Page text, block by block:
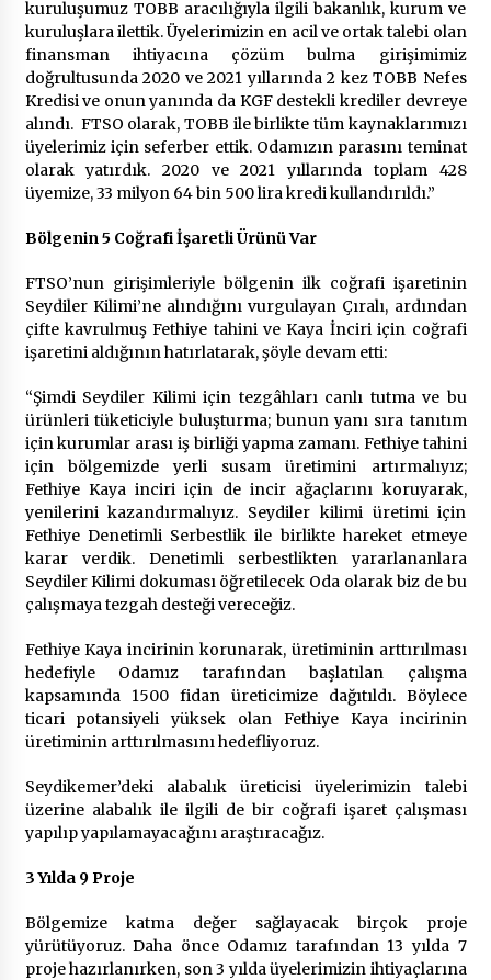
kuruluşumuz TOBB aracılığıyla ilgili bakanlık, kurum ve
kuruluşlara ilettik. Üyelerimizin en acil ve ortak talebi olan
finansman ihtiyacına çözüm bulma girişimimiz
doğrultusunda 2020 ve 2021 yıllarında 2 kez TOBB Nefes
Kredisi ve onun yanında da KGF destekli krediler devreye
alındı. FTSO olarak, TOBB ile birlikte tüm kaynaklarımızı
üyelerimiz için seferber ettik. Odamızın parasını teminat
olarak yatırdık. 2020 ve 2021 yıllarında toplam 428
üyemize, 33 milyon 64 bin 500 lira kredi kullandırıldı.”
Bölgenin 5 Coğrafi İşaretli Ürünü Var
FTSO’nun girişimleriyle bölgenin ilk coğrafi işaretinin
Seydiler Kilimi’ne alındığını vurgulayan Çıralı, ardından
çifte kavrulmuş Fethiye tahini ve Kaya İnciri için coğrafi
işaretini aldığının hatırlatarak, şöyle devam etti:
“Şimdi Seydiler Kilimi için tezgâhları canlı tutma ve bu
ürünleri tüketiciyle buluşturma; bunun yanı sıra tanıtım
için kurumlar arası iş birliği yapma zamanı. Fethiye tahini
için bölgemizde yerli susam üretimini artırmalıyız;
Fethiye Kaya inciri için de incir ağaçlarını koruyarak,
yenilerini kazandırmalıyız. Seydiler kilimi üretimi için
Fethiye Denetimli Serbestlik ile birlikte hareket etmeye
karar verdik. Denetimli serbestlikten yararlananlara
Seydiler Kilimi dokuması öğretilecek Oda olarak biz de bu
çalışmaya tezgah desteği vereceğiz.
Fethiye Kaya incirinin korunarak, üretiminin arttırılması
hedefiyle Odamız tarafından başlatılan çalışma
kapsamında 1500 fidan üreticimize dağıtıldı. Böylece
ticari potansiyeli yüksek olan Fethiye Kaya incirinin
üretiminin arttırılmasını hedefliyoruz.
Seydikemer’deki alabalık üreticisi üyelerimizin talebi
üzerine alabalık ile ilgili de bir coğrafi işaret çalışması
yapılıp yapılamayacağını araştıracağız.
3 Yılda 9 Proje
Bölgemize katma değer sağlayacak birçok proje
yürütüyoruz. Daha önce Odamız tarafından 13 yılda 7
proje hazırlanırken, son 3 yılda üyelerimizin ihtiyaçlarına